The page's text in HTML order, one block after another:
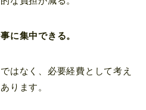
に集中できる。
はなく、必要経費として考え
ります。